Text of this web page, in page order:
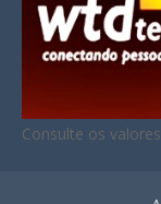
Consulte os valores